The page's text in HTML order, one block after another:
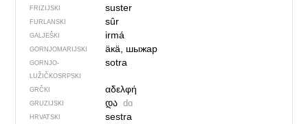
FRIZIJSKI suster
FURLANSKI sûr
GALJEŠKI irmá
GORNJOMARIJSKI ӓкӓ, шыжар
GORNJO­
LUŽIČKOSRPSKI
sotra
GRČKI αδελφή
GRUZIJSKI და dɑ
HRVATSKI sestra